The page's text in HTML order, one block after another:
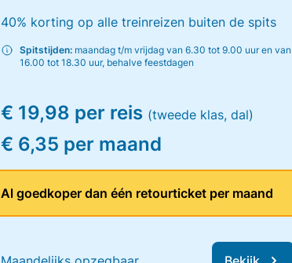
40% korting op alle treinreizen buiten de spits
Spitstijden: maandag t/m vrijdag van 6.30 tot 9.00 uur en van
16.00 tot 18.30 uur, behalve feestdagen
€ 19,98 per reis (tweede klas, dal)
€ 6,35 per maand
Al goedkoper dan één retourticket per maand